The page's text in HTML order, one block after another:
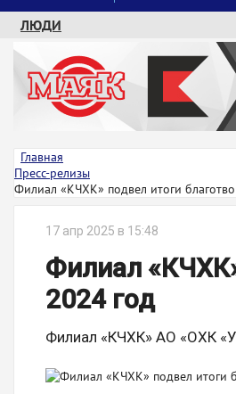
ЛЮДИ
КРУЖКИ И СЕКЦИИ
ЗАВОДУ "МАЯК" 85 ЛЕТ
ЭКОЛОГИЯ
Главная
Пресс-релизы
Филиал «КЧХК» подвел итоги
17 апр 2025 в 15:48
Филиал
2024 год
Филиал «КЧХК» АО «ОХК